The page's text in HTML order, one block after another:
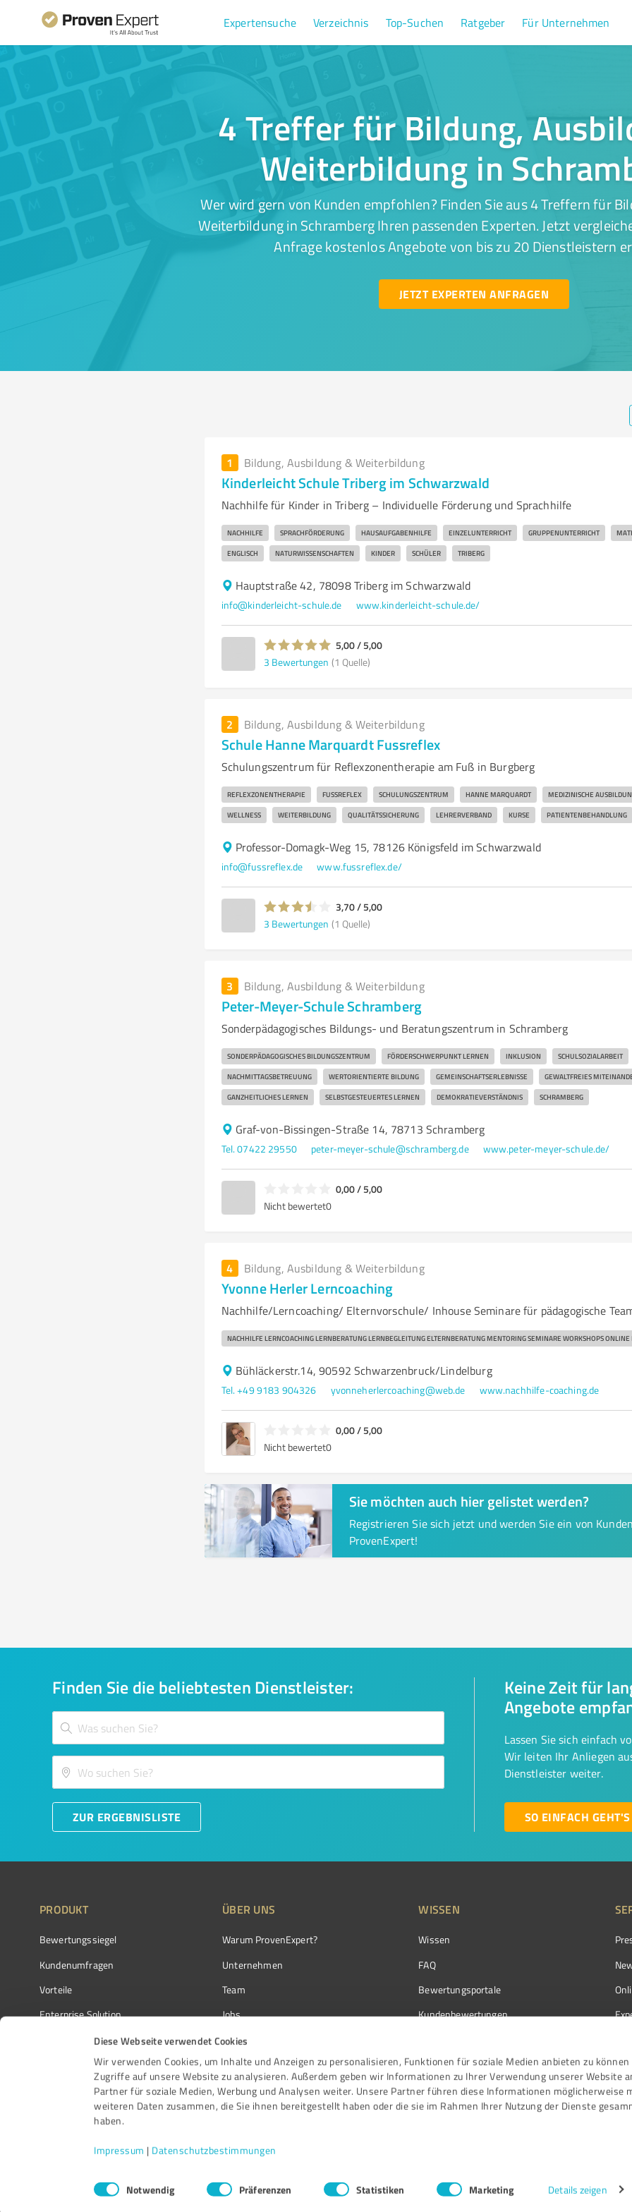
Diese Webseite verwendet Cookies
Wir verwenden Cookies, um Inhalte und Anzeigen zu personalisieren, Funktionen für soziale Medien anbieten zu können
Zugriffe auf unsere Website zu analysieren. Außerdem geben wir Informationen zu Ihrer Verwendung unserer Website
Partner für soziale Medien, Werbung und Analysen weiter. Unsere Partner führen diese Informationen möglicherweise
weiteren Daten zusammen, die Sie ihnen bereitgestellt haben oder die sie im Rahmen Ihrer Nutzung der Dienste
haben.
Impressum | Datenschutzbestimmungen
Einwilligungsauswahl
Notwendig Präferenzen Statistiken Marketing Details zeigen
Expertensuche Verzeichnis Top-Suchen Ratgeber Für Unternehmen
4 Treffer für Bildung,
Weiterbildung in
Wer wird gern von Kunden empfohlen? Finden Sie aus 4 Treffern für
Weiterbildung in Schramberg Ihren passenden Experten. Jetzt
Anfrage kostenlos Angebote von bis zu 20 Dienstleistern
JETZT EXPERTEN ANFRAGEN
1 Bildung, Ausbildung & Weiterbildung
Kinderleicht Schule Triberg im Schwarzwald
Nachhilfe für Kinder in Triberg – Individuelle Förderung und Sprachhilfe
NACHHILFE SPRACHFÖRDERUNG HAUSAUFGABENHILFE EINZELUNTERRICHT GRUPPENUNTERRICHT
ENGLISCH NATURWISSENSCHAFTEN KINDER SCHÜLER TRIBERG
Hauptstraße 42, 78098 Triberg im Schwarzwald
info@kinderleicht-schule.de www.kinderleicht-schule.de/
5,00 / 5,00
3 Bewertungen (1 Quelle)
2 Bildung, Ausbildung & Weiterbildung
Schule Hanne Marquardt Fussreflex
Schulungszentrum für Reflexzonentherapie am Fuß in Burgberg
REFLEXZONENTHERAPIE FUSSREFLEX SCHULUNGSZENTRUM HANNE MARQUARDT MEDIZINISCHE
WELLNESS WEITERBILDUNG QUALITÄTSSICHERUNG LEHRERVERBAND KURSE PATIENTENBEHANDLUNG
Professor-Domagk-Weg 15, 78126 Königsfeld im Schwarzwald
info@fussreflex.de www.fussreflex.de/
3,70 / 5,00
3 Bewertungen (1 Quelle)
3 Bildung, Ausbildung & Weiterbildung
Peter-Meyer-Schule Schramberg
Sonderpädagogisches Bildungs- und Beratungszentrum in Schramberg
SONDERPÄDAGOGISCHES BILDUNGSZENTRUM FÖRDERSCHWERPUNKT LERNEN INKLUSION SCHULSOZIALARBEIT
NACHMITTAGSBETREUUNG WERTORIENTIERTE BILDUNG GEMEINSCHAFTSERLEBNISSE GEWALTFREIES
GANZHEITLICHES LERNEN SELBSTGESTEUERTES LERNEN DEMOKRATIEVERSTÄNDNIS SCHRAMBERG
Graf-von-Bissingen-Straße 14, 78713 Schramberg
Tel. 07422 29550 peter-meyer-schule@schramberg.de www.peter-meyer-schule.de/
0,00 / 5,00
Nicht bewertet0
4 Bildung, Ausbildung & Weiterbildung
Yvonne Herler Lerncoaching
Nachhilfe/Lerncoaching/ Elternvorschule/ Inhouse Seminare für pädagogische
NACHHILFE LERNCOACHING LERNBERATUNG LERNBEGLEITUNG ELTERNBERATUNG MENTORING SEMINARE WORKSHOPS ONLINE
Bühläckerstr.14, 90592 Schwarzenbruck/Lindelburg
Tel. +49 9183 904326 yvonneherlercoaching@web.de www.nachhilfe-coaching.de
0,00 / 5,00
Nicht bewertet0
Sie möchten auch hier gelistet werden?
Registrieren Sie sich jetzt und werden Sie ein von
ProvenExpert!
Finden Sie die beliebtesten Dienstleister:
ZUR ERGEBNISLISTE
Keine Zeit für
Angebote
Lassen Sie sich einfach
Wir leiten Ihr Anliegen
Dienstleister weiter.
SO EINFACH GEHT'S
PRODUKT
Bewertungssiegel
Kundenumfragen
Vorteile
Enterprise Solution
Partnerprogramm
Auszeichnungen
ÜBER UNS
Warum ProvenExpert?
Unternehmen
Team
Jobs
Kundenstimmen
Kontakt
WISSEN
Wissen
FAQ
Bewertungsportale
Kundenbewertungen
Bewertungs­richtlinien
Events